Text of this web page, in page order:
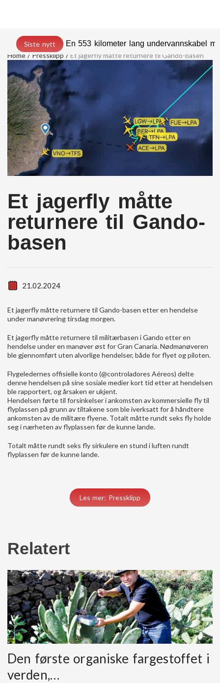
Siste nytt
En 553 kilometer lang undervannskabel
Home
Pressklipp Et jagerfly måtte returnere til Gando-basen
Et jagerfly måtte
returnere til Gando-
basen
21.02.2024
Et jagerfly måtte returnere til Gando-basen etter en hendelse
under manøvrering tirsdag morgen.
Et jagerfly måtte returnere til militærbasen i Gando etter en
hendelse under en manøver øst for Gran Canaria. Nødmanøveren
ble gjennomført uten alvorlige hendelser, både for flyet og piloten.
Flygeledernes offisielle konto (@controladores Aéreos) delte
denne hendelsen på sine sosiale medier kort tid etter at hendelsen
ble rapportert, og årsaken er ukjent.
Hendelsen førte til forsinkelser i ankomsten av kommersielle fly til
flyplassen på grunn av tiltakene som ble iverksatt for å håndtere
ankomsten av de militære flyene. Totalt måtte rundt seks fly holde
seg i nærheten av flyplassen før de kunne lande.
Totalt måtte rundt seks fly sirkulere en stund i luften rundt
flyplassen før de kunne lande.
Les mer: Pressklipp
Relatert
Den første organiske fargestoffet i
verden,…